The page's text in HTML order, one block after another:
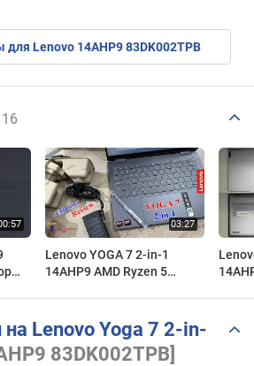
для Lenovo 14AHP9 83DK002TPB
16
Lenovo YOGA 7 2-in-1
14AHP9 AMD Ryzen 5
Lenovo Yoga 7 2-in-
83DK002TPB]